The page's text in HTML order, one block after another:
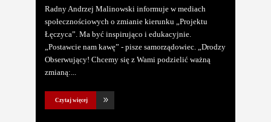
Radny Andrzej Malinowski informuje w mediach
społecznościowych o zmianie kierunku „Projektu
Łęczyca”. Ma być inspirująco i edukacyjnie.
„Postawcie nam kawę” - pisze samorządowiec. „Drodzy
Obserwujący! Chcemy się z Wami podzielić ważną
zmianą:
Czytaj więcej